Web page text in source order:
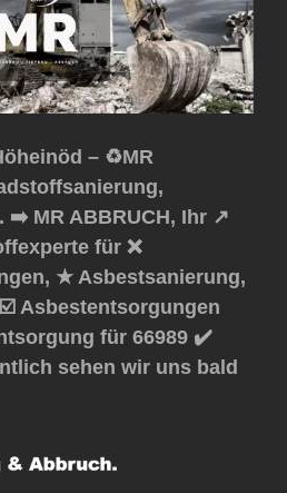
– ♻️MR
➡️ MR ABBRUCH, Ihr ↗️
für ❌
★ Asbestsanierung,
Asbestentsorgungen
für 66989 ✔️
sehen wir uns bald